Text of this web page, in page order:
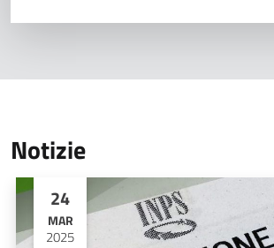
Notizie
24
MAR
2025